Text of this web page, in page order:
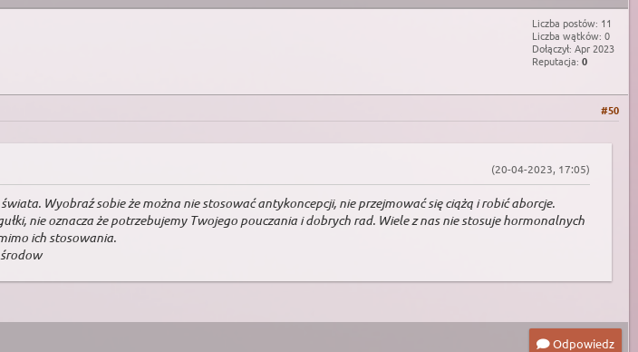
Liczba postów: 11
Liczba wątków: 0
Dołączył: Apr 2023
Reputacja: 0
#50
(20-04-2023, 17:05)
Wyobraź sobie że można nie stosować antykoncepcji, nie przejmować się ciążą i robić aborcje.
nie oznacza że potrzebujemy Twojego pouczania i dobrych rad. Wiele z nas nie stosuje hormonalnych
ich stosowania.
Odpowiedz